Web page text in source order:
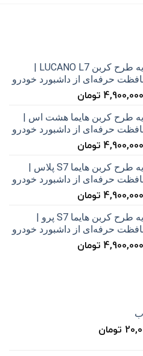
روداشبوردی سه‌ لایه طرح کربن LUCANO L7 |
حرفه‌ای از داشبورد خودرو
قیمت
7,000,000 تومان
4,900,000 تومانقیمت
4,900,000 تومان
است.
طرح کربن هایما هشت اس |
حرفه‌ای از داشبورد خودرو
قیمت
7,000,000 تومان
4,900,000 تومانقیمت
4,900,000 تومان
است.
روداشبوردی سه‌ لایه طرح کربن هایما S7 پلاس |
حرفه‌ای از داشبورد خودرو
قیمت
7,000,000 تومان
4,900,000 تومانقیمت
است.
روداشبوردی سه‌ لایه طرح کربن هایما S7 پرو |
حرفه‌ای از داشبورد خودرو
قیمت
4,900,000 تومانقیمت
تومان